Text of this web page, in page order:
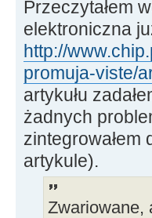
Przeczytałem
elektroniczna
http://
promuja-viste/
artykułu
żadnych
zintegrowałem
artykule).
Zwariowane,